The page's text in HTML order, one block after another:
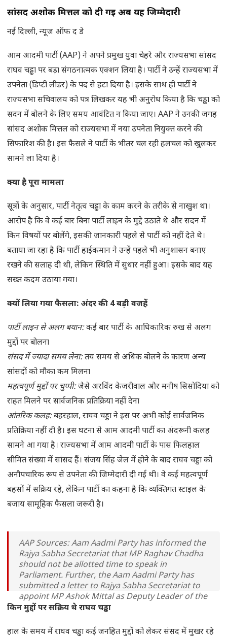
सांसद अशोक मित्तल को दी गई अब यह जिम्मेदारी
नई दिल्ली, न्यूज ऑफ द डे
आम आदमी पार्टी (AAP) ने अपने प्रमुख युवा चेहरे और राज्यसभा सांसद
राघव चड्ढा पर बड़ा संगठनात्मक एक्शन लिया है। पार्टी ने उन्हें राज्यसभा में
उपनेता (डिप्टी लीडर) के पद से हटा दिया है। इसके साथ ही पार्टी ने
राज्यसभा सचिवालय को पत्र लिखकर यह भी अनुरोध किया है कि चड्ढा को
सदन में बोलने के लिए समय आवंटित न किया जाए। AAP ने उनकी जगह
सांसद अशोक मित्तल को राज्यसभा में नया उपनेता नियुक्त करने की
सिफारिश की है। इस फैसले ने पार्टी के भीतर चल रही हलचल को खुलकर
सामने ला दिया है।
क्या है पूरा मामला
सूत्रों के अनुसार, पार्टी नेतृत्व चड्ढा के काम करने के तरीके से नाखुश था।
आरोप है कि वे कई बार बिना पार्टी लाइन के मुद्दे उठाते थे और सदन में
किन विषयों पर बोलेंगे, इसकी जानकारी पहले से पार्टी को नहीं देते थे।
बताया जा रहा है कि पार्टी हाईकमान ने उन्हें पहले भी अनुशासन बनाए
रखने की सलाह दी थी, लेकिन स्थिति में सुधार नहीं हुआ। इसके बाद यह
सख्त कदम उठाया गया।
क्यों लिया गया फैसला: अंदर की 4 बड़ी वजहें
पार्टी लाइन से अलग बयान:कई बार पार्टी के आधिकारिक रुख से अलग
मुद्दों पर बोलना
संसद में ज्यादा समय लेना:तय समय से अधिक बोलने के कारण अन्य
सांसदों को मौका कम मिलना
महत्वपूर्ण मुद्दों पर चुप्पी:जैसे अरविंद केजरीवाल और मनीष सिसोदिया को
राहत मिलने पर सार्वजनिक प्रतिक्रिया नहीं देना
आंतरिक कलह:बहरहाल, राघव चड्डा ने इस पर अभी कोई सार्वजनिक
प्रतिक्रिया नहीं दी है। इस घटना से आम आदमी पार्टी का अंदरूनी कलह
सामने आ गया है। राज्यसभा में आम आदमी पार्टी के पास फिलहाल
सीमित संख्या में सांसद हैं। संजय सिंह जेल में होने के बाद राघव चड्डा को
अनौपचारिक रूप से उपनेता की जिम्मेदारी दी गई थी। वे कई महत्वपूर्ण
बहसों में सक्रिय रहे, लेकिन पार्टी का कहना है कि व्यक्तिगत स्टाइल के
बजाय सामूहिक फैसला जरूरी है।
AAP Sources: Aam Aadmi Party has informed the
Rajya Sabha Secretariat that MP Raghav Chadha
should not be allotted time to speak in
Parliament. Further, the Aam Aadmi Party has
submitted a letter to Rajya Sabha Secretariat to
appoint MP Ashok Mittal as Deputy Leader of the
party…pic.twitter.com/DquyHSze5P
— Press Trust of India (@PTI_News)April 2, 2026
किन मुद्दों पर सक्रिय थे राघव चड्ढा
हाल के समय में राघव चड्ढा कई जनहित मुद्दों को लेकर संसद में मुखर रहे